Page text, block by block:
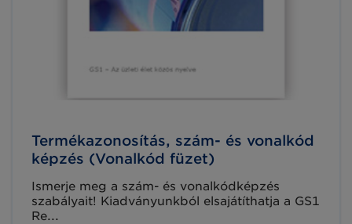
Termékazonosítás, szám- és vonalkód
képzés (Vonalkód füzet)
Ismerje meg a szám- és vonalkódképzés
szabályait! Kiadványunkból elsajátíthatja a GS1
Re...